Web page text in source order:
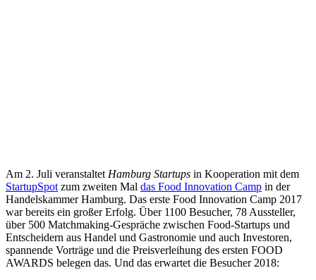
Am 2. Juli veranstaltet Hamburg Startups in Kooperation mit dem
StartupSpot zum zweiten Mal das Food Innovation Camp in der
Handelskammer Hamburg. Das erste Food Innovation Camp 2017
war bereits ein großer Erfolg. Über 1100 Besucher, 78 Aussteller,
über 500 Matchmaking-Gespräche zwischen Food-Startups und
Entscheidern aus Handel und Gastronomie und auch Investoren,
spannende Vorträge und die Preisverleihung des ersten FOOD
AWARDS belegen das. Und das erwartet die Besucher 2018: